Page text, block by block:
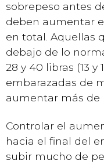
sobrepeso antes
deben aumentar
en total. Aquellas
debajo de lo
28 y 40 libras (13 y
embarazadas de
aumentar más de
Controlar el
hacia el final del
subir mucho de